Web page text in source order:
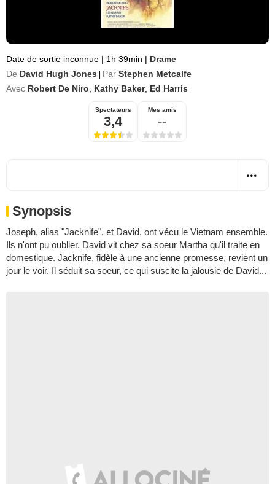
Date de sortie inconnue | 1h 39min | Drame
De David Hugh Jones Par Stephen Metcalfe
Avec Robert De Niro Kathy Baker, Ed Harris
Spectateurs
3,4
Mes amis
--
Synopsis
Joseph, alias "Jacknife", et David, ont vécu le Vietnam ensemble.
Ils n'ont pu oublier. David vit chez sa soeur Martha qu'il traite en
domestique. Jacknife, fidèle à une ancienne promesse, revient un
jour le voir. Il séduit sa soeur, ce qui suscite la jalousie de David...